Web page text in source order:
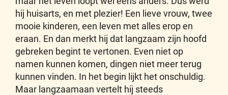
hij huisarts, en met plezier! Een lieve vrouw, twee
mooie kinderen, een leven met alles erop en
eraan. En dan merkt hij dat langzaam zijn hoofd
gebreken begint te vertonen. Even niet op
namen kunnen komen, dingen niet meer terug
kunnen vinden. In het begin lijkt het onschuldig.
Maar langzaamaan vertelt hij steeds